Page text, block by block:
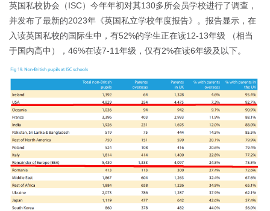
英国私校协会（ISC）今年年初对其130多所会员学校进行了调查，
并发布了最新的2023年《英国私立学校年度报告》。报告显示，在
入读英国私校的国际生中，有52%的学生正在读12-13年级 （相当
于国内高中），46%在读7-11年级，仅有2%在读6年级及以下。